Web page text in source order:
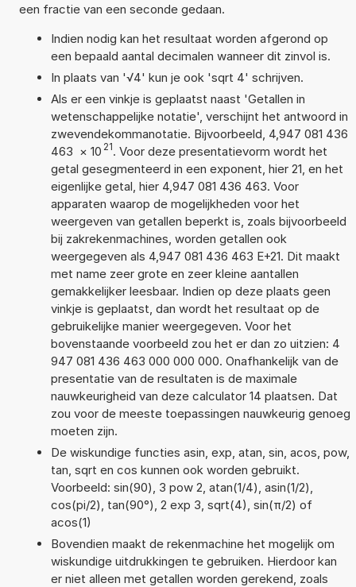
een fractie van een seconde gedaan.
Indien nodig kan het resultaat worden afgerond op
een bepaald aantal decimalen wanneer dit zinvol is.
In plaats van '√4' kun je ook 'sqrt 4' schrijven.
Als er een vinkje is geplaatst naast 'Getallen in
wetenschappelijke notatie', verschijnt het antwoord in
zwevendekommanotatie. Bijvoorbeeld, 4,947 081 436
463 × 10 21. Voor deze presentatievorm wordt het
getal gesegmenteerd in een exponent, hier 21, en het
eigenlijke getal, hier 4,947 081 436 463. Voor
apparaten waarop de mogelijkheden voor het
weergeven van getallen beperkt is, zoals bijvoorbeeld
bij zakrekenmachines, worden getallen ook
weergegeven als 4,947 081 436 463 E+21. Dit maakt
met name zeer grote en zeer kleine aantallen
gemakkelijker leesbaar. Indien op deze plaats geen
vinkje is geplaatst, dan wordt het resultaat op de
gebruikelijke manier weergegeven. Voor het
bovenstaande voorbeeld zou het er dan zo uitzien: 4
947 081 436 463 000 000 000. Onafhankelijk van de
presentatie van de resultaten is de maximale
nauwkeurigheid van deze calculator 14 plaatsen. Dat
zou voor de meeste toepassingen nauwkeurig genoeg
moeten zijn.
De wiskundige functies asin, exp, atan, sin, acos, pow,
tan, sqrt en cos kunnen ook worden gebruikt.
Voorbeeld: sin(90), 3 pow 2, atan(1/4), asin(1/2),
cos(pi/2), tan(90°), 2 exp 3, sqrt(4), sin(π/2) of
acos(1)
Bovendien maakt de rekenmachine het mogelijk om
wiskundige uitdrukkingen te gebruiken. Hierdoor kan
er niet alleen met getallen worden gerekend, zoals